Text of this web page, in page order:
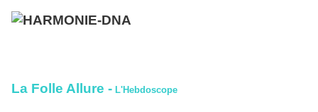
La Folle Allure - L'Hebdoscope